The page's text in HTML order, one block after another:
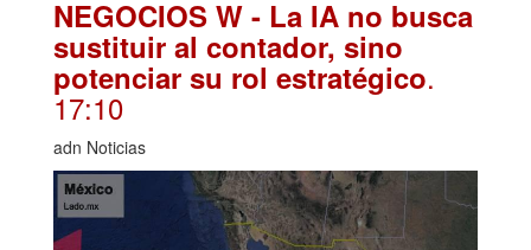
NEGOCIOS W - La IA no busca
sustituir al contador, sino
potenciar su rol estratégico.
17:10
adn Noticias